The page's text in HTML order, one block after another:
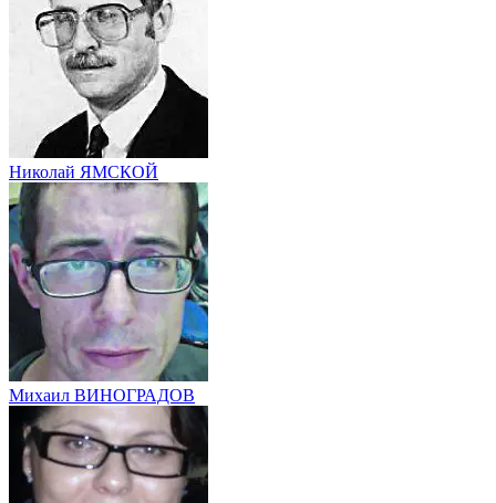
Николай ЯМСКОЙ
Михаил ВИНОГРАДОВ